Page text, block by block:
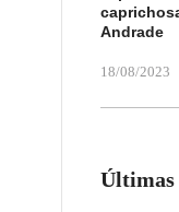
Andrade
18/08/2023
Últimas